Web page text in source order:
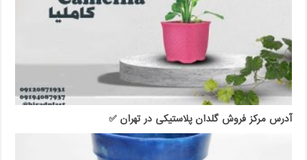
آدرس مرکز فروش گلدان پلاستیکی در تهران ✅